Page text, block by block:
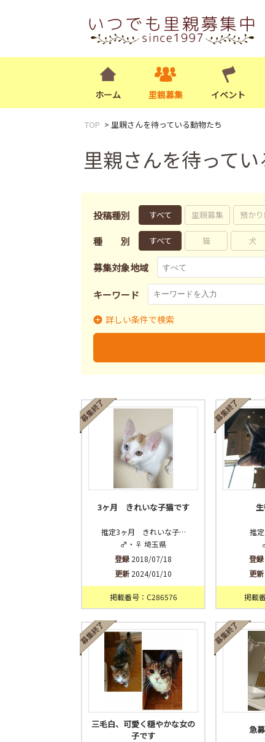
ホーム 里親募集 イベント
TOP 里親さんを待っている動物たち
里親さんを待って
投稿種別 すべて 里親募集 預か
種別 すべて 猫 犬
募集対象地域
キーワード
募集状況 里親募集
詳しい条件で検索
3ヶ月 きれいな子猫です
推定3ヶ月 きれいな子…
♂・♀ 埼玉県
登録 2018/07/18
更新 2024/01/10
掲載番号：C286576
推
登録
更新
掲載
三毛白、可愛く穏やかな女の
子です
急